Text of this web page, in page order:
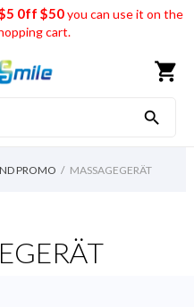
0ff $50you can use it on the
cart.
shopping_cart

PROMO MASSAGEGERÄT